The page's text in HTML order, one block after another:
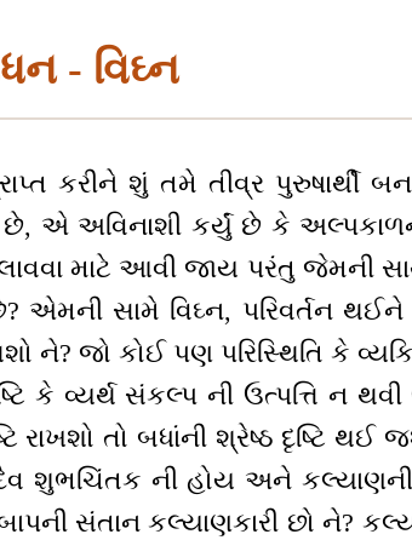
- વિઘ્ન
કરીને શું તમે તીવ્ર પુરુષાર્થી
છે, એ અવિનાશી કર્યું છે કે
માટે આવી જાય પરંતુ જેમની
એમની સામે વિઘ્ન, પરિવર્તન
ને? જો કોઈ પણ પરિસ્થિતિ કે
કે વ્યર્થ સંકલ્પ ની ઉત્પત્તિ ન
તો બધાંની શ્રેષ્ઠ દૃષ્ટિ થઈ
શુભચિંતક ની હોય અને કલ્યાણની
સંતાન કલ્યાણકારી છો ને?